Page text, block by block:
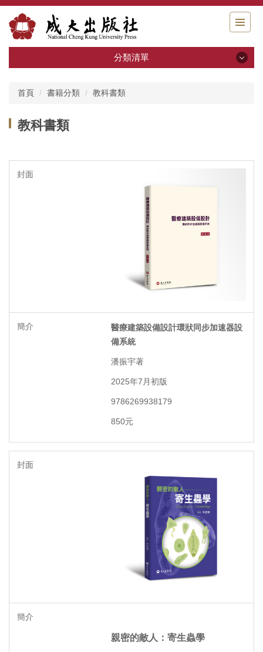
跳
到
主
要
容
分類清單
關於我們
書籍分類
購書資訊
首頁 書籍分類 教科書類
教科書類
醫療建築設備設計環狀同步加速器設
備系統
潘振宇著
2025年7月初版
9786269938179
850元
親密的敵人：寄生蟲學